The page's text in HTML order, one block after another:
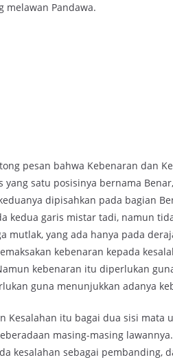
melawan Pandawa.
pesan bahwa Kebenaran dan
yang satu posisinya bernama
dipisahkan pada bagian
kedua garis mistar tadi, namun
mutlak, yang ada hanya pada
kebenaran kepada
kebenaran itu diperlukan
guna menunjukkan adanya
Kesalahan itu bagai dua sisi mata
masing-masing
kesalahan sebagai pembanding,